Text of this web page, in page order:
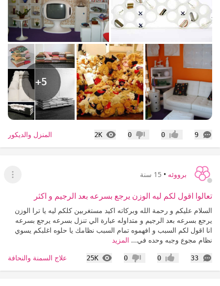
+5
9
التعليقات إعجاب0 عدم إعجاب
0
2K
المشاهدات المنزل والديكور
برووئه • 15 سنة
عرض
تعالوا اقول لكم ليه الوزن يرجع بسرعه بعد الرجيم و اكثر
السلام عليكم و رحمة الله وبركاته اكيد مستغربين كلكم ليه يا ترا الوزن
يرجع بسرعه بعد الرجيم و متداوله عبارة الي تنزل بسرعه يرجع بسرعه
انا اقول لكم السبب و افهموه تمام السبب نظامك يا حلوه اغلبكم يسوي
نظام مجوع وجبه وحده في... المزيد
33
التعليقات إعجاب0 عدم إعجاب
0
25K
المشاهدات علاج السمنة والنحافة